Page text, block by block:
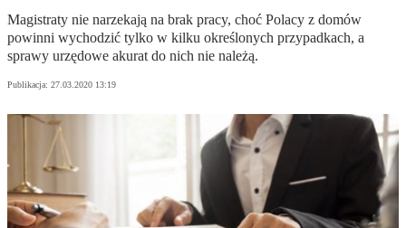
Magistraty nie narzekają na brak pracy, choć Polacy z domów
powinni wychodzić tylko w kilku określonych przypadkach, a
sprawy urzędowe akurat do nich nie należą.
Publikacja: 27.03.2020 13:19